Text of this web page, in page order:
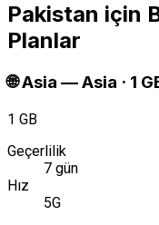
Pakistan için
Planlar
🌐Asia —Asia · 1
1 GB
Geçerlilik
7 gün
Hız
5G